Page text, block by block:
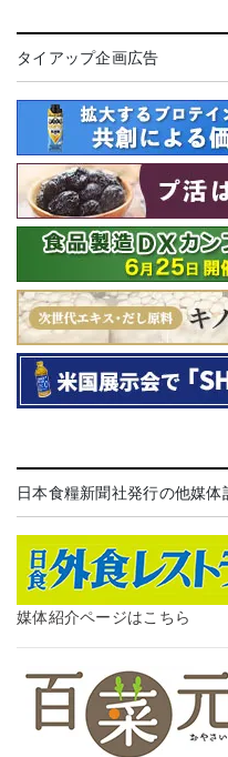
タイアップ企画広告
日本食糧新聞社発行の他媒体
媒体紹介ページはこちら